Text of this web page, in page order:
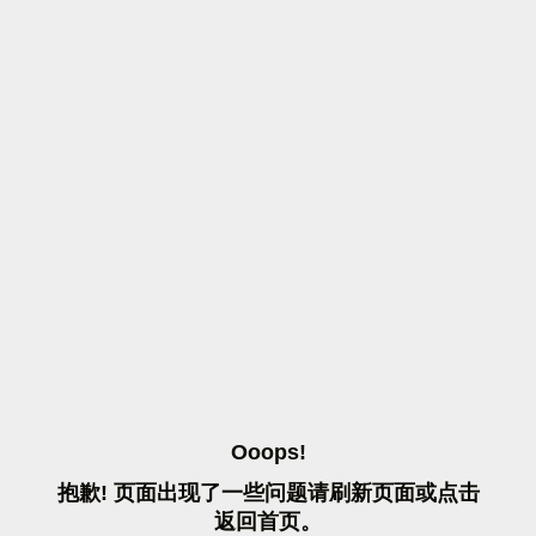
OOOPS!
抱歉! 页面出现了一些问题请刷 新页面或点击
返 回首页。